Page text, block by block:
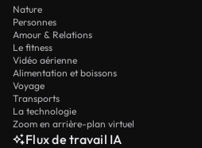
Nature
Personnes
Amour & Relations
Le fitness
Vidéo aérienne
Alimentation et boissons
Voyage
Transports
La technologie
Zoom en arrière-plan virtuel
Flux de travail IA